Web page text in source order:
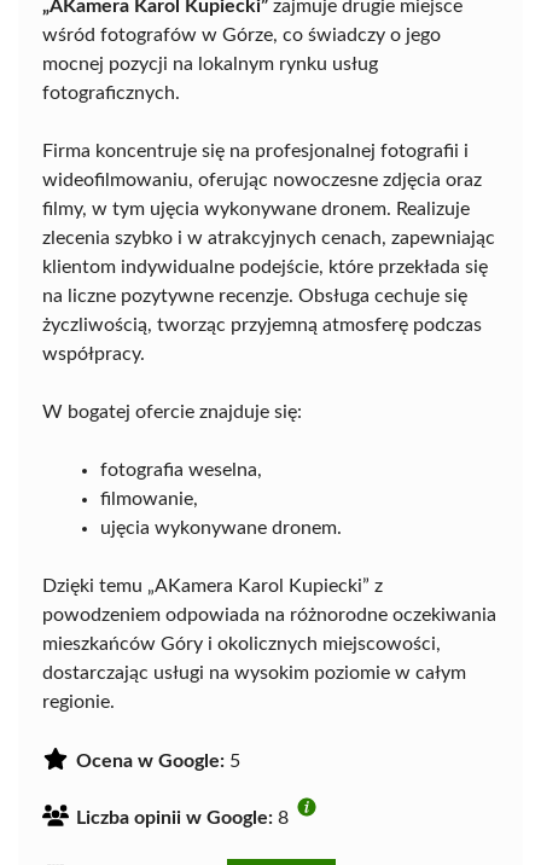
„AKamera Karol Kupiecki” zajmuje drugie miejsce
wśród fotografów w Górze, co świadczy o jego
mocnej pozycji na lokalnym rynku usług
fotograficznych.
Firma koncentruje się na profesjonalnej fotografii i
wideofilmowaniu, oferując nowoczesne zdjęcia oraz
filmy, w tym ujęcia wykonywane dronem. Realizuje
zlecenia szybko i w atrakcyjnych cenach, zapewniając
klientom indywidualne podejście, które przekłada się
na liczne pozytywne recenzje. Obsługa cechuje się
życzliwością, tworząc przyjemną atmosferę podczas
współpracy.
W bogatej ofercie znajduje się:
fotografia weselna,
filmowanie,
ujęcia wykonywane dronem.
Dzięki temu „AKamera Karol Kupiecki” z
powodzeniem odpowiada na różnorodne oczekiwania
mieszkańców Góry i okolicznych miejscowości,
dostarczając usługi na wysokim poziomie w całym
regionie.
Ocena w Google: 5
Liczba opinii w Google: 8